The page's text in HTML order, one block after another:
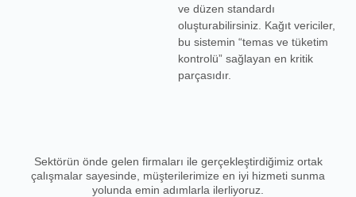
ve düzen standardı
oluşturabilirsiniz. Kağıt vericiler,
bu sistemin “temas ve tüketim
kontrolü” sağlayan en kritik
parçasıdır.
Sektörün önde gelen firmaları ile gerçekleştirdiğimiz ortak
çalışmalar sayesinde, müşterilerimize en iyi hizmeti sunma
yolunda emin adımlarla ilerliyoruz.